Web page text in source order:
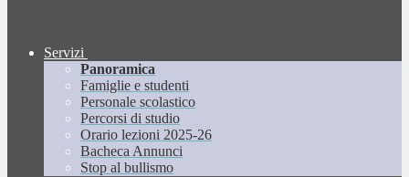
Servizi
Panoramica
Famiglie e studenti
Personale scolastico
Percorsi di studio
Orario lezioni 2025-26
Bacheca Annunci
Stop al bullismo